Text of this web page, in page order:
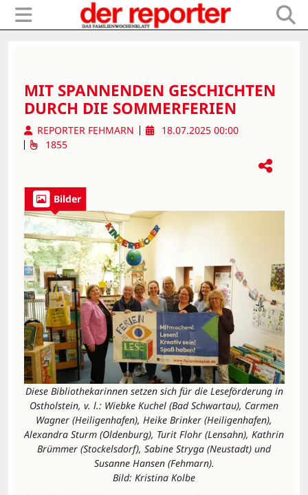
MIT SPANNENDEN GESCHICHTEN
DURCH DIE SOMMERFERIEN
REPORTER FEHMARN
18.07.2025 00:00
1855
Bilder
Diese Bibliothekarinnen setzen sich für die Leseförderung in
Ostholstein, v. l.: Wiebke Kuchel (Bad Schwartau), Carmen
Wagner (Heiligenhafen), Heike Brinker (Heiligenhafen),
Alexandra Sturm (Oldenburg), Turit Flohr (Lensahn), Kathrin
Brümmer (Stockelsdorf), Sabine Stryga (Neustadt) und
Susanne Hansen (Fehmarn).
Bild: Kristina Kolbe